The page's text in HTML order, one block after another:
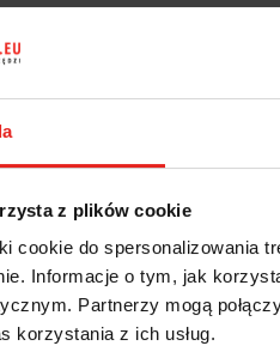
z plików cookie
cookie do spersonalizowania
Informacje o tym, jak
Partnerzy mogą
korzystania z ich usług.
OPIS
giętki 1/4" 120mm 2088